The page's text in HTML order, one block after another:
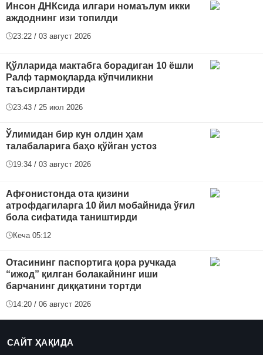
Инсон ДНКсида илгари номаълум икки
аждоднинг изи топилди
23:22 / 03 август 2026
Қўлларида мактабга борадиган 10 ёшли
Ралф тармоқларда кўпчиликни
таъсирлантирди
23:43 / 25 июл 2026
Ўлимидан бир кун олдин ҳам
талабаларига баҳо қўйган устоз
19:34 / 03 август 2026
Афғонистонда ота қизини
атрофдагиларга 10 йил мобайнида ўғил
бола сифатида таништирди
Кеча 05:12
Отасининг паспортига қора ручкада
“ижод” қилган болакайнинг иши
барчанинг диққатини тортди
14:20 / 06 август 2026
САЙТ ҲАҚИДА